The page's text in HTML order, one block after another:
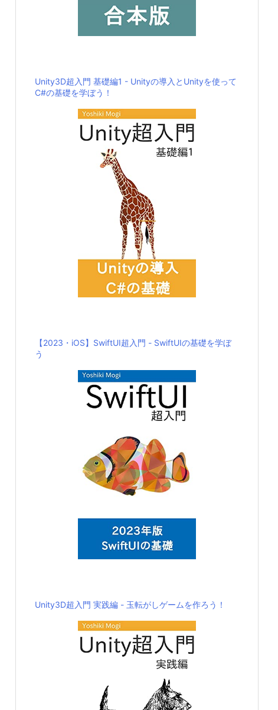
Unity3D超入門 基礎編1 - Unityの導入とUnityを使って
C#の基礎を学ぼう！
【2023・iOS】SwiftUI超入門 - SwiftUIの基礎を学ぼ
う
Unity3D超入門 実践編 - 玉転がしゲームを作ろう！